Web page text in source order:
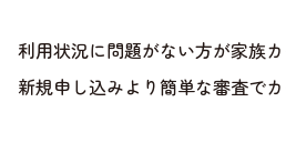
利用状況に問題がない方が家族カ
新規申し込みより簡単な審査で